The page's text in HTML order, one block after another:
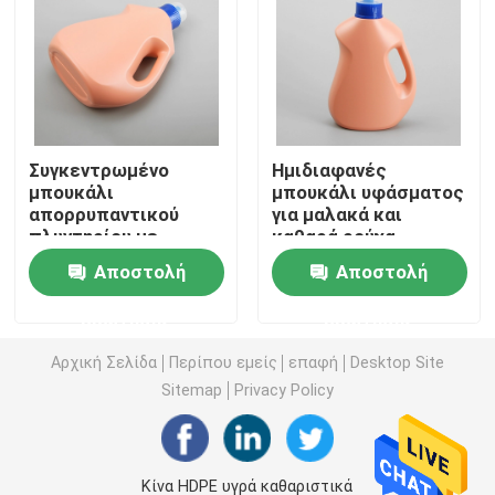
Πλαστικό μπουκάλι σάλτσας συμπιέσεων
Καθαριστικό μπουκάλι πλυντηρίων
Φυτοφάρμακα που συσκευάζουν τα μπουκάλια
Βάζο μπισκότων καραμελών
Πλαστικά μπουκάλια καρυκευμάτων
Συγκεντρωμένο
μπουκάλι
απορρυπαντικού
πλυντηρίου με
ανθεκτικό σε βήματα
καπάκι ασφαλή για
παιδιά
Αποστολή
Ημιδιαφανές
μπουκάλι υφάσματος
για μαλακά και
καθαρά ρούχα
ανθεκτικότητα στα
χημικά Αποστολή
Αρχική Σελίδα Περίπου εμείς επαφή
Desktop Site
Sitemap
Privacy Policy
Κίνα HDPE υγρά καθαριστικά